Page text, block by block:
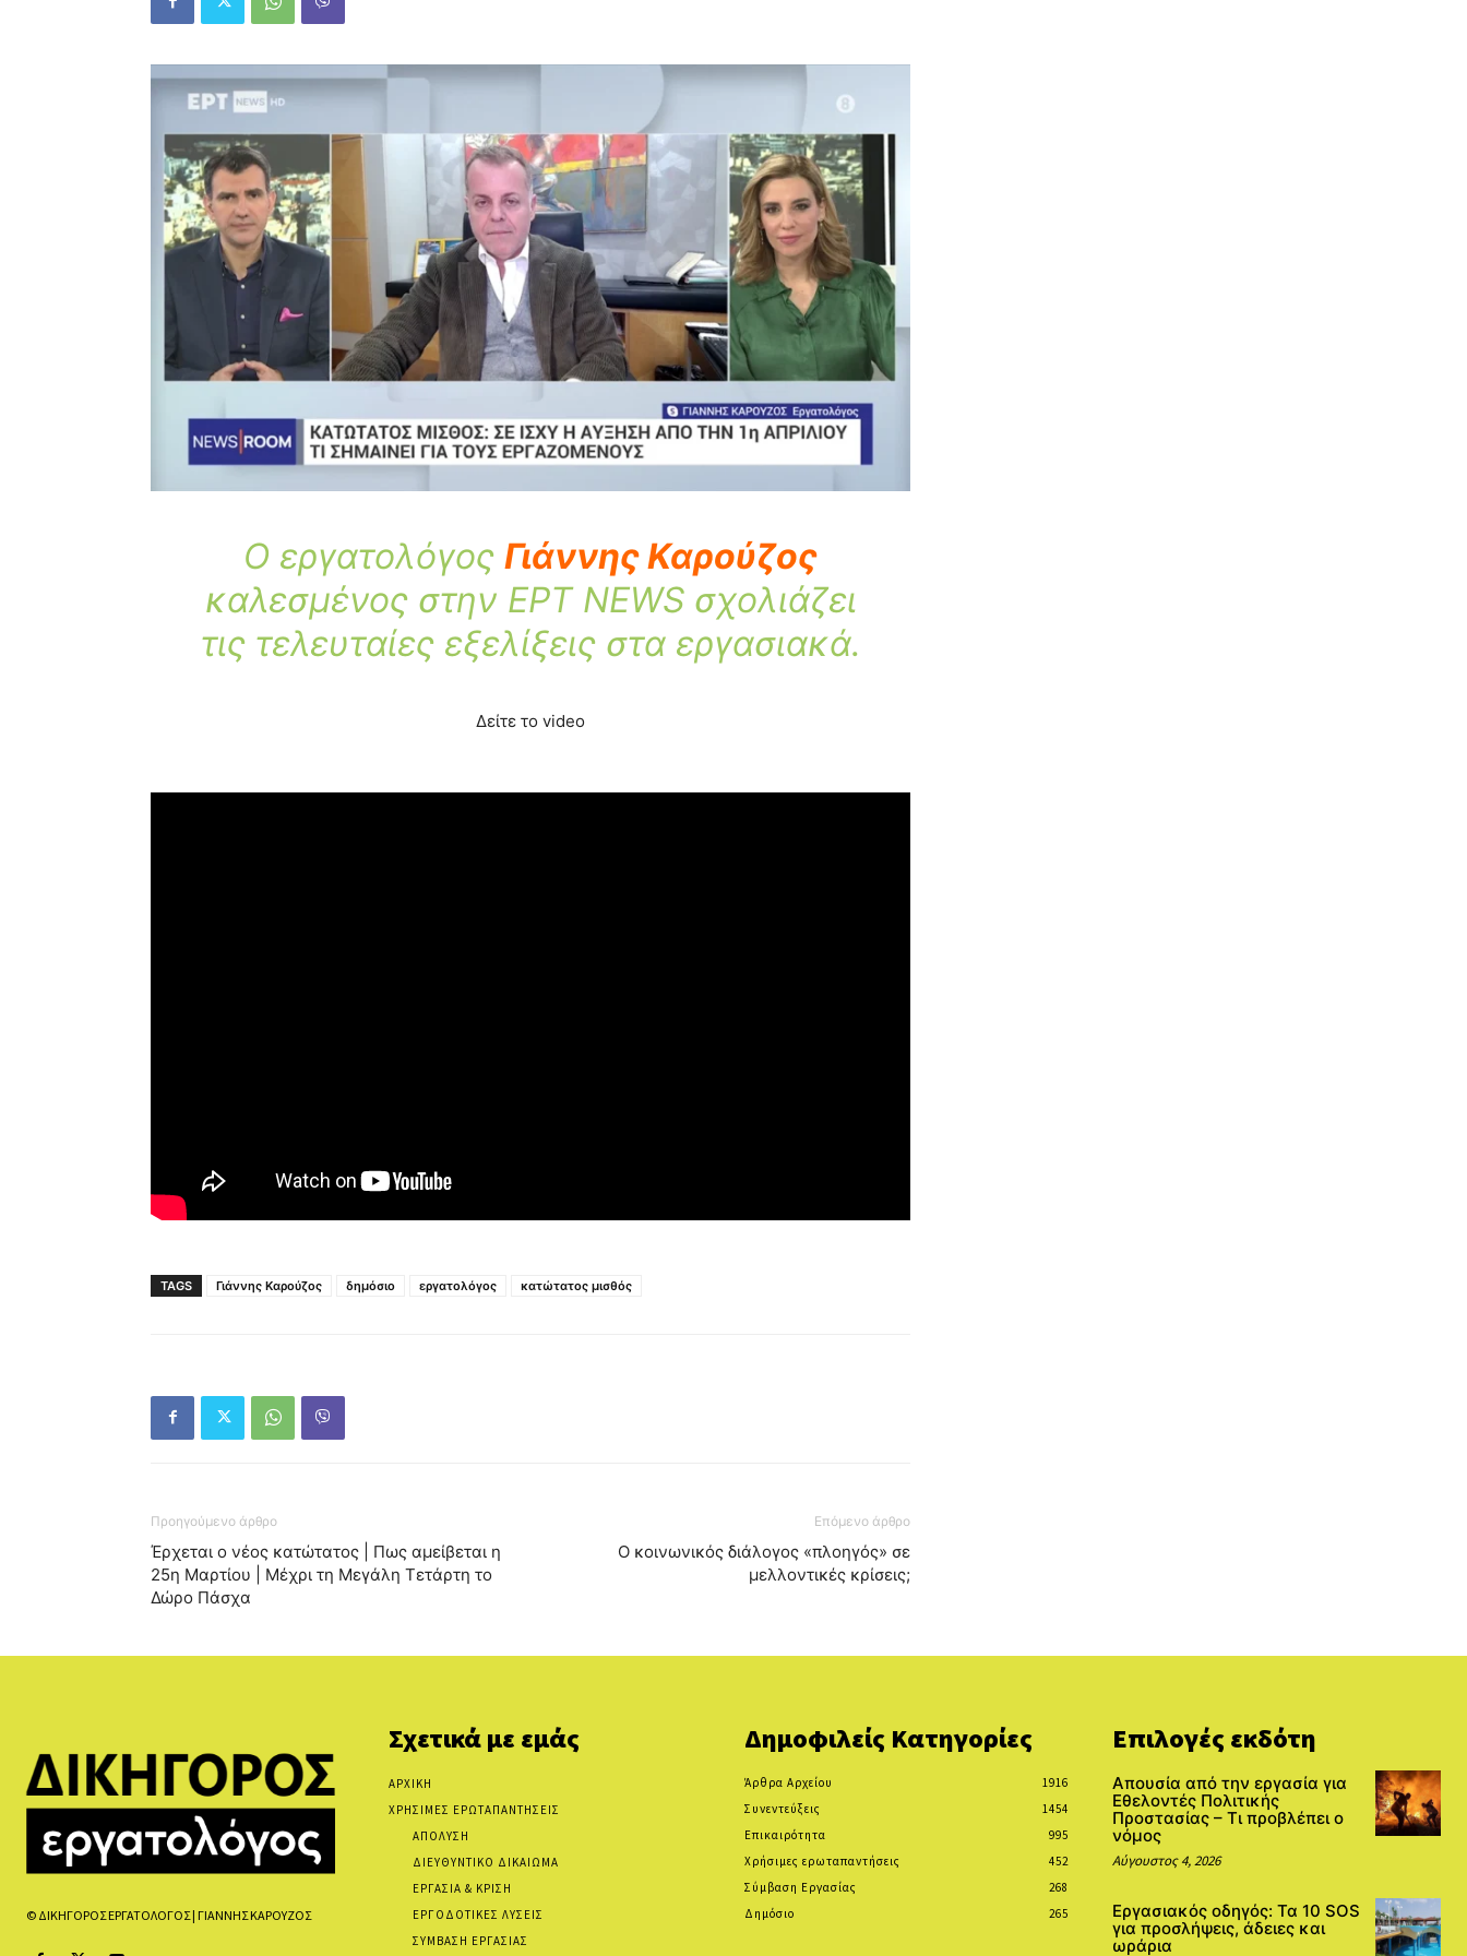
Ο εργατολόγος Γιάννης Καρούζος
καλεσμένος στην ΕΡΤ NEWS σχολιάζει
τις τελευταίες εξελίξεις στα εργασιακά.
Δείτε το video
TAGS Γιάννης Καρούζος δημόσιο εργατολόγος κατώτατος μισθός
Προηγούμενο άρθρο
Έρχεται ο νέος κατώτατος | Πως αμείβεται η
25η Μαρτίου | Μέχρι τη Μεγάλη Τετάρτη το
Δώρο Πάσχα
Επόμενο άρθρο
Ο κοινωνικός διάλογος «πλοηγός» σε
μελλοντικές κρίσεις;
© ΔΙΚΗΓΟΡΟΣ ΕΡΓΑΤΟΛΟΓΟΣ | ΓΙΑΝΝΗΣ ΚΑΡΟΥΖΟΣ
Σχετικά με εμάς
ΑΡΧΙΚΗ
ΧΡΗΣΙΜΕΣ ΕΡΩΤΑΠΑΝΤΗΣΕΙΣ
ΑΠΟΛΥΣΗ
ΔΙΕΥΘΥΝΤΙΚΟ ΔΙΚΑΙΩΜΑ
ΕΡΓΑΣΙΑ & ΚΡΙΣΗ
ΕΡΓΟΔΟΤΙΚΕΣ ΛΥΣΕΙΣ
ΣΥΜΒΑΣΗ ΕΡΓΑΣΙΑΣ
Δημοφιλείς Κατηγορίες
Άρθρα Αρχείου
1916
Συνεντεύξεις
1454
Επικαιρότητα
995
Χρήσιμες ερωταπαντήσεις
452
Σύμβαση Εργασίας
268
Δημόσιο
265
Επιλογές εκδότη
Απουσία από την εργασία για
Εθελοντές Πολιτικής
Προστασίας – Τι προβλέπει ο
νόμος
Αύγουστος 4, 2026
Εργασιακός οδηγός: Τα 10 SOS
για προσλήψεις, άδειες και
ωράρια